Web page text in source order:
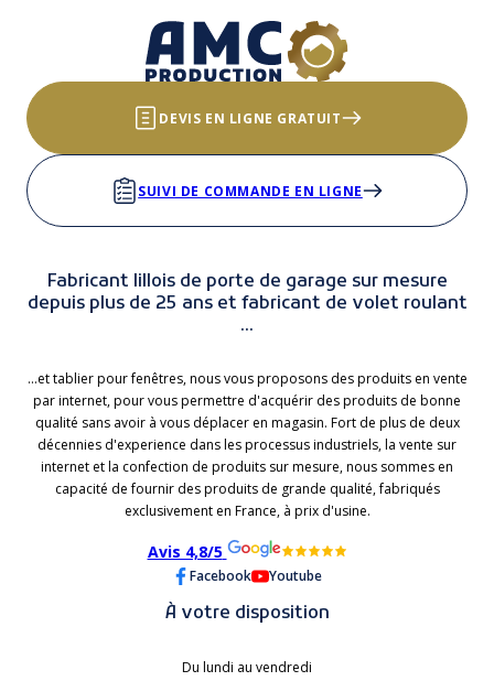
DEVIS EN LIGNE GRATUIT
SUIVI DE COMMANDE EN LIGNE
Fabricant lillois de porte de garage sur mesure
depuis plus de 25 ans et fabricant de volet roulant
...
...et tablier pour fenêtres, nous vous proposons des produits en vente
par internet, pour vous permettre d'acquérir des produits de bonne
qualité sans avoir à vous déplacer en magasin. Fort de plus de deux
décennies d'experience dans les processus industriels, la vente sur
internet et la confection de produits sur mesure, nous sommes en
capacité de fournir des produits de grande qualité, fabriqués
exclusivement en France, à prix d'usine.
Avis 4,8/5
Facebook Youtube
À votre disposition
Du lundi au vendredi